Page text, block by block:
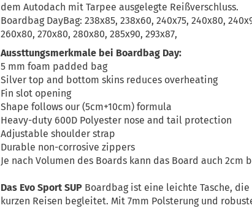
dem Autodach mit Tarpee ausgelegte Reißverschluss.
Boardbag DayBag: 238x85, 238x60, 240x75, 240x80,
260x80, 270x80, 280x80, 285x90, 293x87,
Aussttungsmerkmale bei Boardbag Day:
5 mm foam padded bag
Silver top and bottom skins reduces overheating
Fin slot opening
Shape follows our (5cm+10cm) formula
Heavy-duty 600D Polyester nose and tail protection
Adjustable shoulder strap
Durable non-corrosive zippers
Je nach Volumen des Boards kann das Board auch 2cm
Das Evo Sport SUP Boardbag ist eine leichte Tasche,
kurzen Reisen begleitet. Mit 7mm Polsterung und